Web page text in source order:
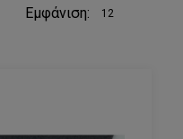
Εμφάνιση: